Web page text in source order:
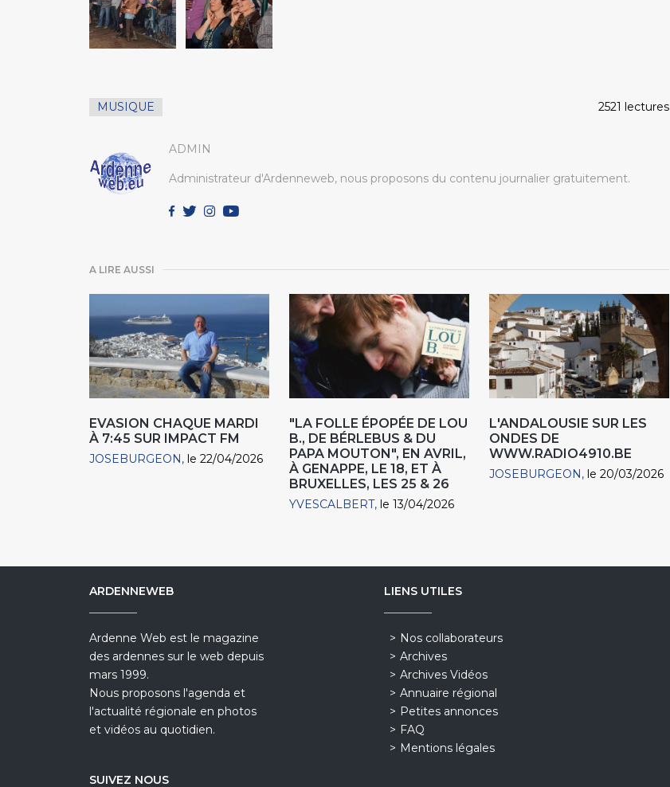
MUSIQUE 2521 lectures
ADMIN
Administrateur d'Ardenneweb, nous proposons du contenu journalier gratuitement.
A LIRE AUSSI
EVASION CHAQUE MARDI
À 7:45 SUR IMPACT FM
JOSEBURGEON le 22/04/2026
"LA FOLLE ÉPOPÉE DE LOU
B., DE BÉRLEBUS & DU
PAPA MOUTON", EN AVRIL,
À GENAPPE, LE 18, ET À
BRUXELLES, LES 25 & 26
YVESCALBERT le 13/04/2026
L'ANDALOUSIE SUR LES
ONDES DE
WWW.RADIO4910.BE
JOSEBURGEON le 20/03/2026
ARDENNEWEB
Ardenne Web est le magazine
des ardennes sur le web depuis
mars 1999.
Nous proposons l'agenda et
l'actualité régionale en photos
et vidéos au quotidien.
SUIVEZ NOUS
LIENS UTILES
Nos collaborateurs
Archives
Archives Vidéos
Annuaire régional
Petites annonces
FAQ
Mentions légales